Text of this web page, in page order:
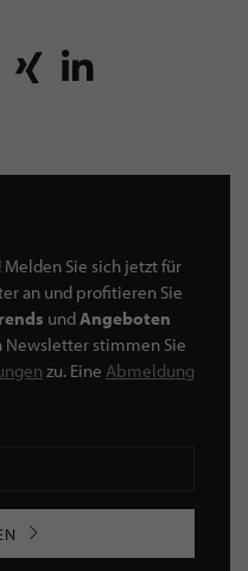
Melden Sie sich jetzt für
an und profitieren Sie
undAngeboten
stimmen Sie
zu. Eine Abmeldung